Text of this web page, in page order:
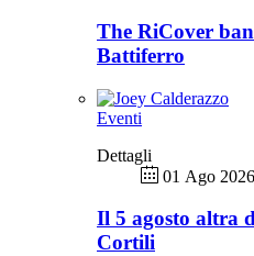
The RiCover
Battiferro
Eventi
Dettagli
01 Ago 2026
Il 5 agosto altra
Cortili